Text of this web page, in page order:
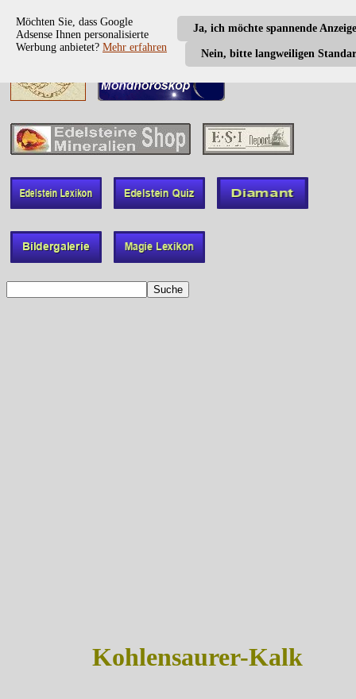
Ja, ich möchte spannende
Nein, bitte langweiligen
Möchten Sie, dass Google
Adsense Ihnen personalisierte
Werbung anbietet? Mehr erfahren
Kohlensaurer-Kalk